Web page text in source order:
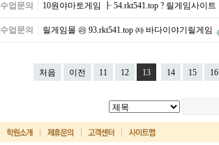
수업문의 10원야마토게임 ┠ 54.rkt541.top ? 릴게임사이트
수업문의 릴게임몰 ㉱ 93.rkt541.top ㈗ 바다이야기릴게임
처음 이전 11 12 13 14 15 16